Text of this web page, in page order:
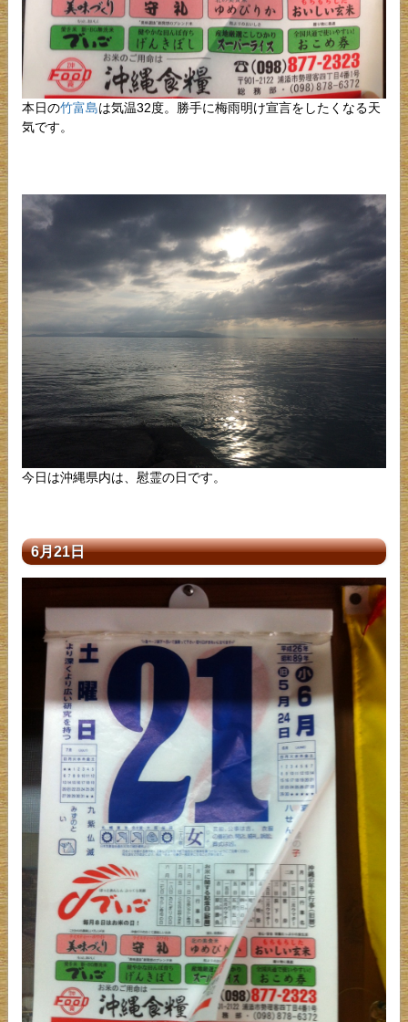
本日の竹富島は気温32度。勝手に梅雨明け宣言をしたくなる天
気です。
今日は沖縄県内は、慰霊の日です。
6月21日